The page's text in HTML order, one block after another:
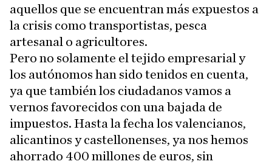
aquellos que se encuentran más expuestos a
la crisis como transportistas, pesca
artesanal o agricultores.
Pero no solamente el tejido empresarial y
los autónomos han sido tenidos en cuenta,
ya que también los ciudadanos vamos a
vernos favorecidos con una bajada de
impuestos. Hasta la fecha los valencianos,
alicantinos y castellonenses, ya nos hemos
ahorrado 400 millones de euros, sin